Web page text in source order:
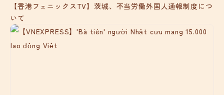
【香港フェニックスTV】茨城、不当労働外国人通報制度につ
いて